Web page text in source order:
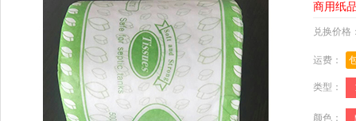
商用纸
兑换价格
运费：
类型：
颜色：